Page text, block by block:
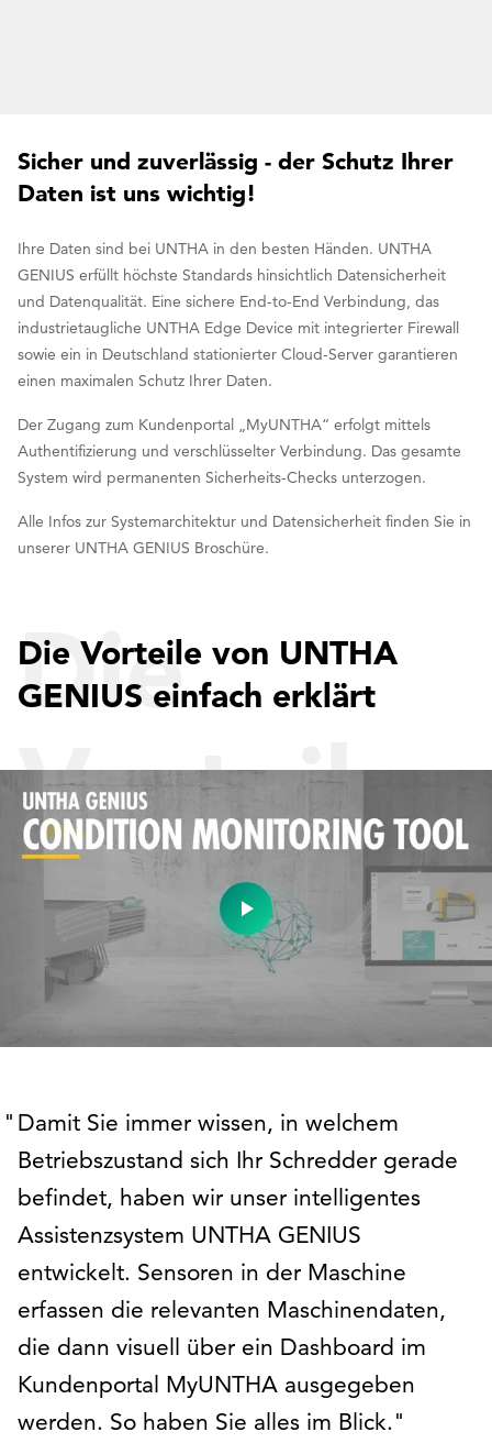
Sicher und zuverlässig - der Schutz Ihrer
Daten ist uns wichtig!
Ihre Daten sind bei UNTHA in den besten Händen. UNTHA
GENIUS erfüllt höchste Standards hinsichtlich Datensicherheit
und Datenqualität. Eine sichere End-to-End Verbindung, das
industrietaugliche UNTHA Edge Device mit integrierter Firewall
sowie ein in Deutschland stationierter Cloud-Server garantieren
einen maximalen Schutz Ihrer Daten.
Der Zugang zum Kundenportal „MyUNTHA“ erfolgt mittels
Authentifizierung und verschlüsselter Verbindung. Das gesamte
System wird permanenten Sicherheits-Checks unterzogen.
Alle Infos zur Systemarchitektur und Datensicherheit finden Sie in
unserer UNTHA GENIUS Broschüre.
Die
Vorteile
von
UNTHA
GENIUS
einfach
erklärt
Die Vorteile von UNTHA
GENIUS einfach erklärt
Damit Sie immer wissen, in welchem
Betriebszustand sich Ihr Schredder gerade
befindet, haben wir unser intelligentes
Assistenzsystem UNTHA GENIUS
entwickelt. Sensoren in der Maschine
erfassen die relevanten Maschinendaten,
die dann visuell über ein Dashboard im
Kundenportal MyUNTHA ausgegeben
werden. So haben Sie alles im Blick.